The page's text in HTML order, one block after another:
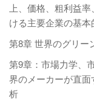
上、価格、粗利益
ける主要企業の基
第8章 世界のグリー
第9章：市場力学、
界のメーカーが直
析